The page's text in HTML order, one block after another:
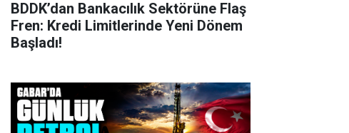
BDDK’dan Bankacılık Sektörüne Flaş
Fren: Kredi Limitlerinde Yeni Dönem
Başladı!